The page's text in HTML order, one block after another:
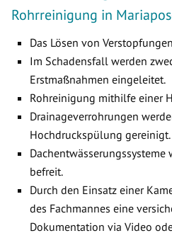
Rohrreinigung in
Das Lösen von
Im Schadensfall werden
Erstmaßnahmen eingeleitet.
Rohreinigung mithilfe einer
Drainageverrohrungen
Hochdruckspülung gereinigt.
befreit.
Durch den Einsatz einer
des Fachmannes eine
Dokumentation via Video